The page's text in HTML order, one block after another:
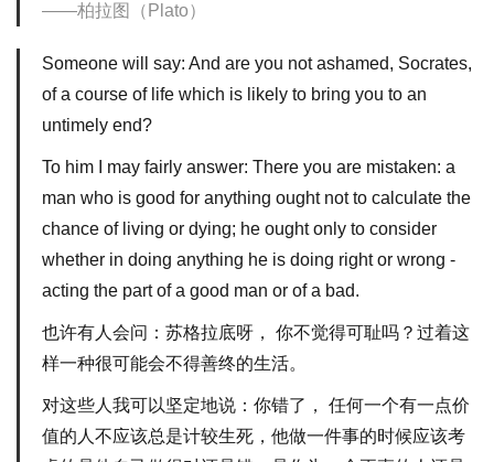
柏拉图（Plato）
Someone will say: And are you not ashamed, Socrates,
of a course of life which is likely to bring you to an
untimely end?
To him I may fairly answer: There you are mistaken: a
man who is good for anything ought not to calculate the
chance of living or dying; he ought only to consider
whether in doing anything he is doing right or wrong -
acting the part of a good man or of a bad.
也许有人会问：苏格拉底呀， 你不觉得可耻吗？过着这
样一种很可能会不得善终的生活。
对这些人我可以坚定地说：你错了， 任何一个有一点价
值的人不应该总是计较生死，他做一件事的时候应该考